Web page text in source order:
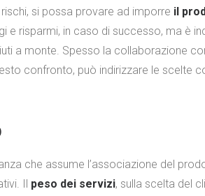
si possa provare ad imporre il
e risparmi, in caso di successo, ma è
a monte. Spesso la collaborazione
confronto, può indirizzare le scelte
che assume l’associazione del
Il peso dei servizi, sulla scelta del